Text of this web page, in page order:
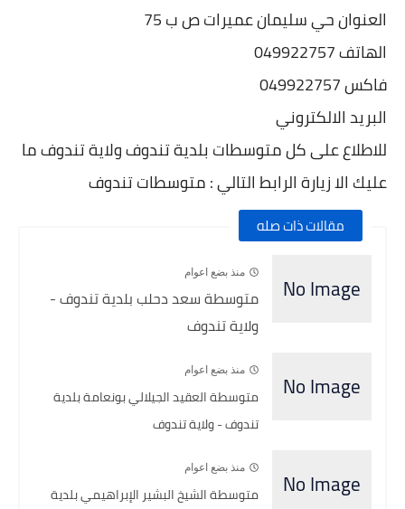
العنوان حي سليمان عميرات ص ب 75
الهاتف 049922757
فاكس 049922757
البريد الالكتروني
للاطلاع على كل متوسطات بلدية تندوف ولاية تندوف ما
عليك الا زيارة الرابط التالي : متوسطاتتندوف
مقالات ذات صله
منذ بضع اعوام
متوسطة سعد دحلب بلدية تندوف -
ولاية تندوف
منذ بضع اعوام
متوسطة العقيد الجيلالي بونعامة بلدية
تندوف - ولاية تندوف
منذ بضع اعوام
متوسطة الشيخ البشير الإبراهيمي بلدية